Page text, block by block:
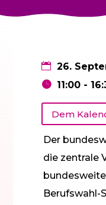
26.
11:00 -
Dem
Der
die zentrale
Berufswahl-